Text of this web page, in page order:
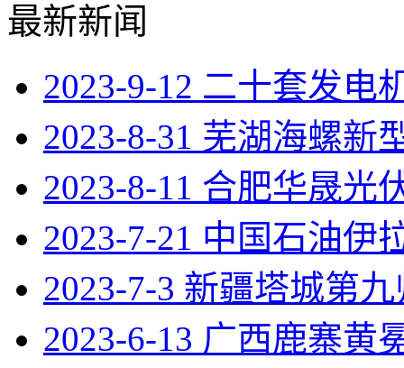
最新新闻
2023-9-12 二十套发电
2023-8-31 芜湖海螺新
2023-8-11 合肥华晟光
2023-7-21 中国石油伊
2023-7-3 新疆塔城第
2023-6-13 广西鹿寨黄